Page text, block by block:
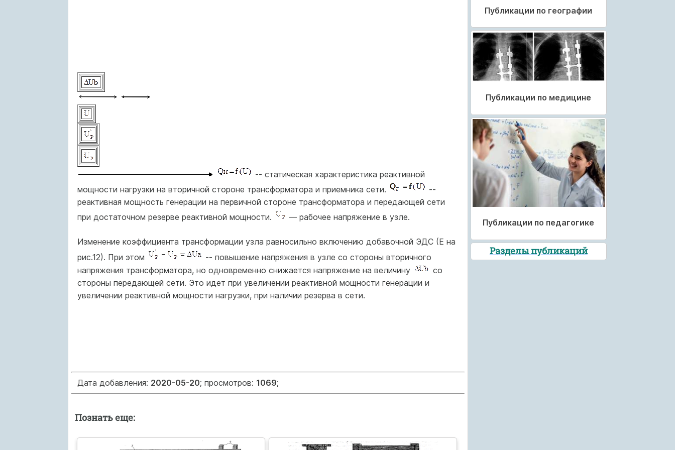
-- статическая характеристика реактивной
мощности нагрузки на вторичной стороне трансформатора и приемника сети.
--
реактивная мощность генерации на первичной стороне трансформатора и передающей сети
при достаточном резерве реактивной мощности.
— рабочее напряжение в узле.
Изменение коэффициента трансформации узла равносильно включению добавочной ЭДС (Е на
рис.12). При этом
-- повышение напряжения в узле со стороны вторичного
напряжения трансформатора, но одновременно снижается напряжение на величину
co
стороны передающей сети. Это идет при увеличении реактивной мощности генерации и
увеличении реактивной мощности нагрузки, при наличии резерва в сети.
Дата добавления: 2020-05-20; просмотров: 1069;
Познать еще:
Публикации по географии
Публикации по медицине
Публикации по педагогике
Разделы публикаций